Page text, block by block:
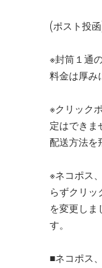
(ポスト投
※封筒１通
料金は厚み
※クリック
定はできま
配送方法を
※ネコポス
らずクリッ
を変更しま
す。
■ネコポス